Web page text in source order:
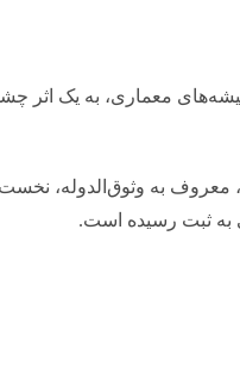
معماری، به یک اثر
به وثوق‌الدوله،